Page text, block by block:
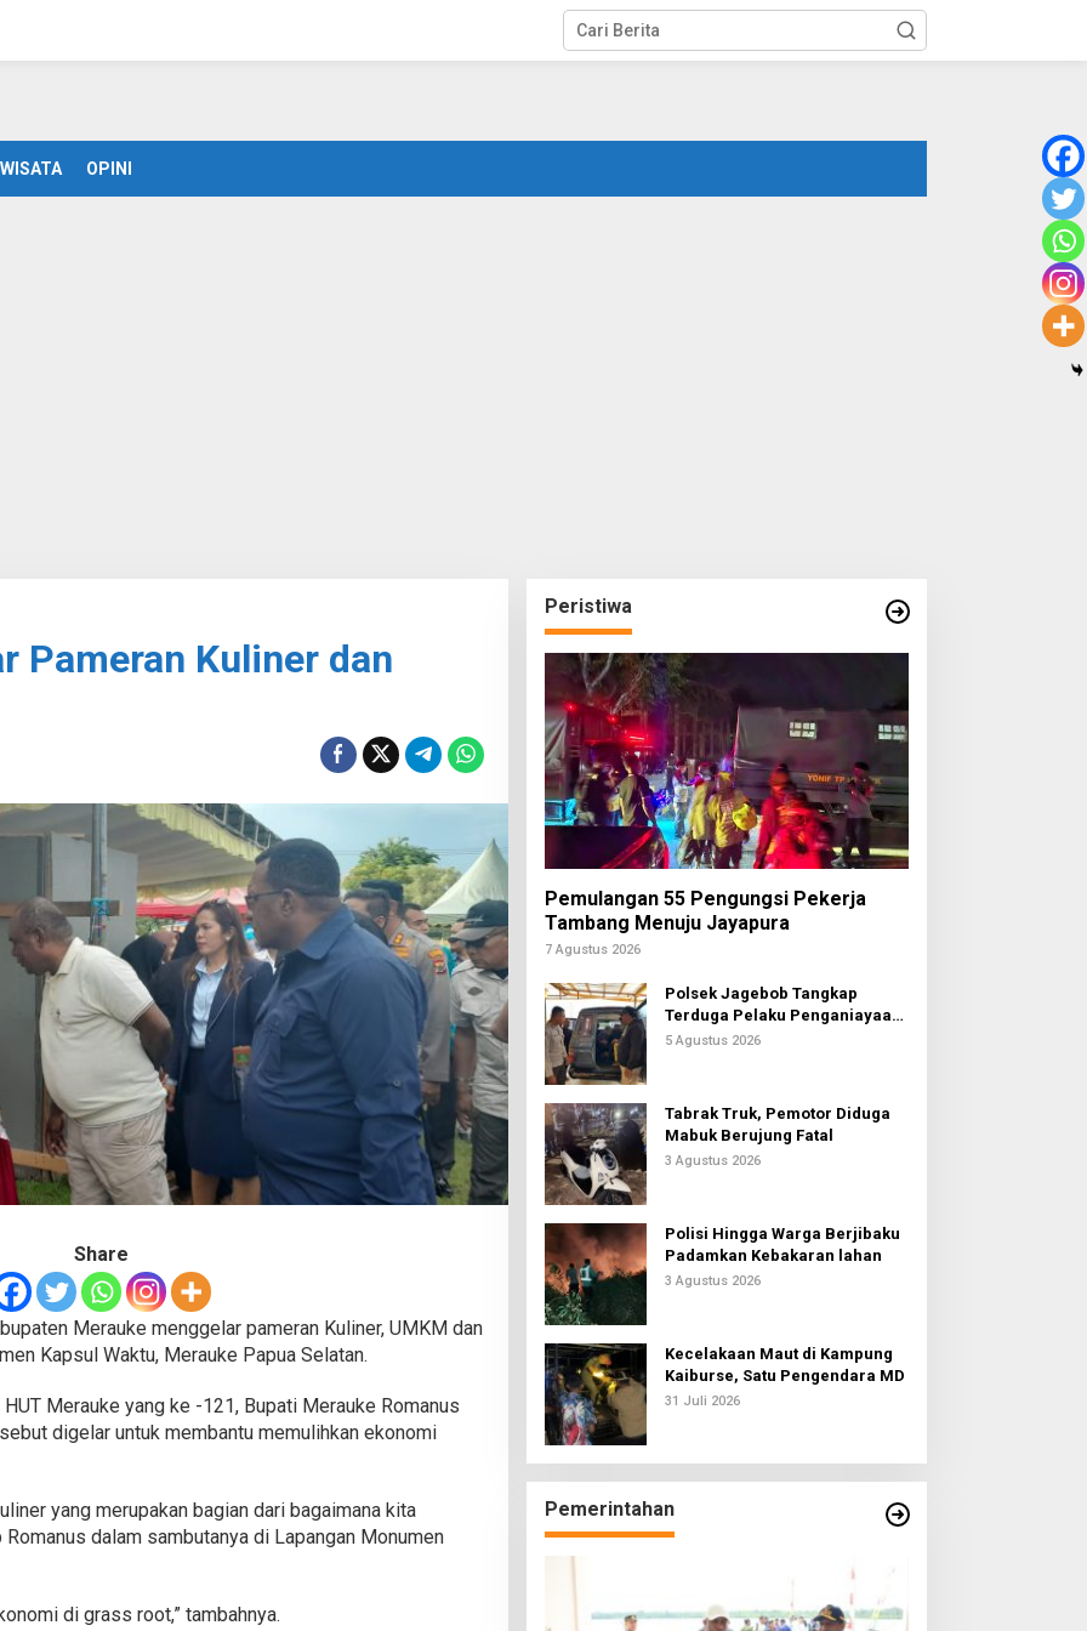
WISATA OPINI
Pameran Kuliner dan
Share
Merauke menggelar pameran Kuliner, UMKM dan
Kapsul Waktu, Merauke Papua Selatan.
Merauke yang ke -121, Bupati Merauke Romanus
digelar untuk membantu memulihkan ekonomi
yang merupakan bagian dari bagaimana kita
dalam sambutanya di Lapangan Monumen
di grass root,” tambahnya.
Peristiwa
Pemulangan 55 Pengungsi Pekerja
Tambang Menuju Jayapura
7 Agustus 2026
Polsek Jagebob Tangkap
Terduga Pelaku Penganiayaan
Berat
5 Agustus 2026
Tabrak Truk, Pemotor Diduga
Mabuk Berujung Fatal
3 Agustus 2026
Polisi Hingga Warga Berjibaku
Padamkan Kebakaran lahan
3 Agustus 2026
Kecelakaan Maut di Kampung
Kaiburse, Satu Pengendara MD
31 Juli 2026
Pemerintahan